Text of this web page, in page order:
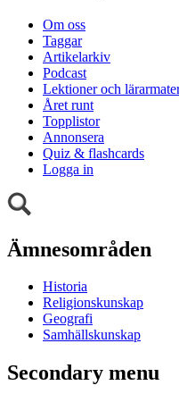
Om oss
Taggar
Artikelarkiv
Podcast
Lektioner och
Året runt
Topplistor
Annonsera
Quiz & flashcards
Logga in
Ämnesområden
Historia
Religionskunskap
Geografi
Samhällskunskap
Secondary menu